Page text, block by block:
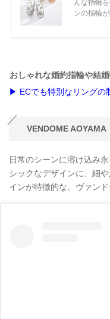
おしゃれな婚約指輪や結
▶ ECでも特別なリングの
VENDOME AOYAMA
日常のシーンに溶け込み
シックなデザインに、細
インが特徴的な、ヴァン